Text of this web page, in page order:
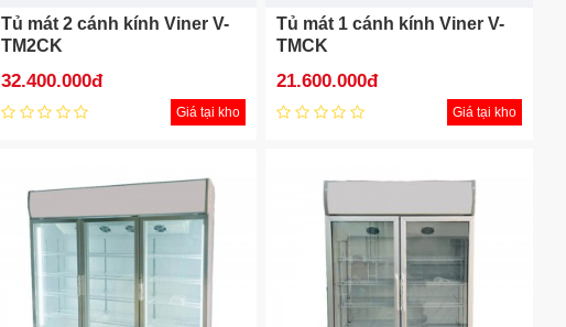
Tủ mát 2 cánh kính Viner V-
TM2CK
32.400.000đ
Giá tại kho
Tủ mát 1 cánh kính Viner V-
TMCK
21.600.000đ
Giá tại kho